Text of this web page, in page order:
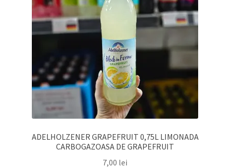
ADELHOLZENER GRAPEFRUIT 0,75L LIMONADA
CARBOGAZOASA DE GRAPEFRUIT
7,00 lei